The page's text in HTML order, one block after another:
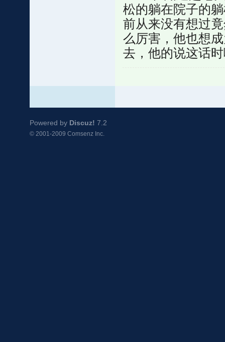
松的躺在院子的
前从来没有想过
么厉害，他也想
去，他的说这话
Powered by Discuz! 7.2
© 2001-2009 Comsenz Inc.